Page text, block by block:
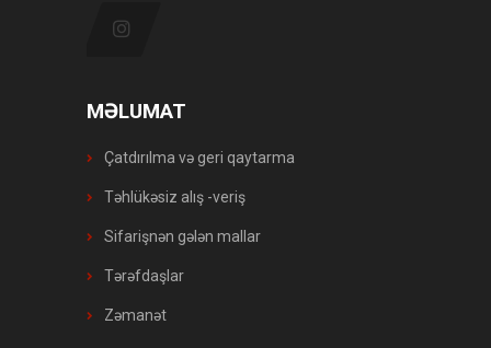
MƏLUMAT
Çatdırılma və geri qaytarma
Təhlükəsiz alış -veriş
Sifarişnən gələn mallar
Tərəfdaşlar
Zəmanət